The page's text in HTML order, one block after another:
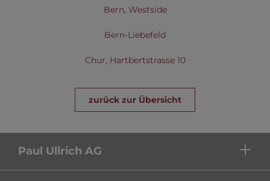
Bern, Westside
Bern-Liebefeld
Chur, Hartbertstrasse 10
zurück zur Übersicht
Paul Ullrich AG